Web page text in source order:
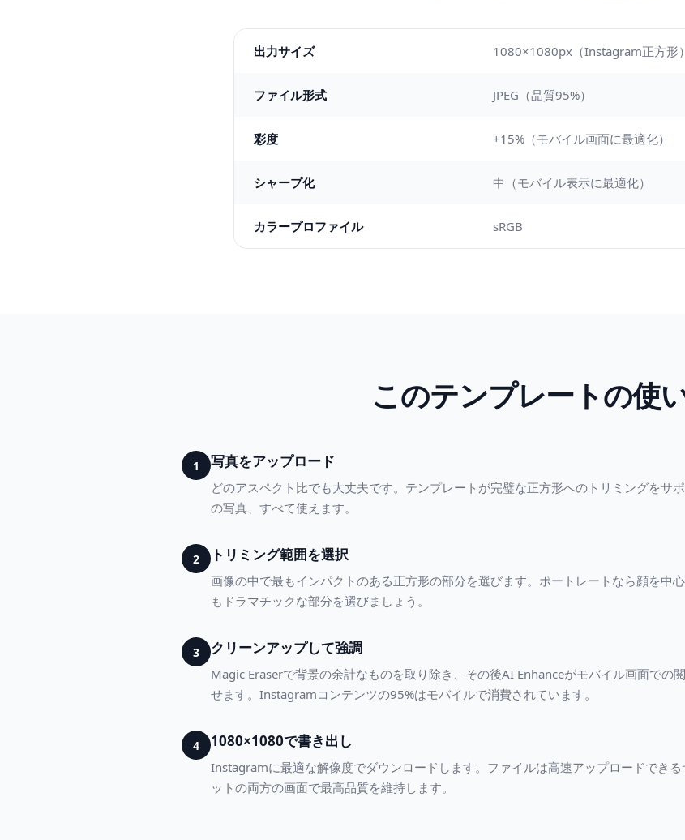
出力サイズ 1080×1080px（Instagram正方形）
ファイル形式 JPEG（品質95%）
彩度 +15%（モバイル画面に最適化）
シャープ化 中（モバイル表示に最適化）
カラープロファイル sRGB
このテンプレートの使
1 写真をアップロード
どのアスペクト比でも大丈夫です。テンプレートが完璧な正方形へのトリミングをサ
の写真、すべて使えます。
2 トリミング範囲を選択
画像の中で最もインパクトのある正方形の部分を選びます。ポートレートなら顔を中
もドラマチックな部分を選びましょう。
3 クリーンアップして強調
Magic Eraserで背景の余計なものを取り除き、その後AI Enhanceがモバイル画面での
せます。Instagramコンテンツの95%はモバイルで消費されています。
4 1080×1080で書き出し
Instagramに最適な解像度でダウンロードします。ファイルは高速アップロードでき
ットの両方の画面で最高品質を維持します。